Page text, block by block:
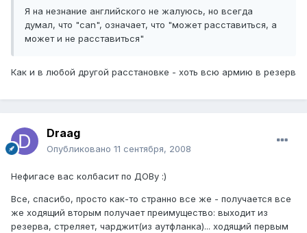
Я на незнание английского не жалуюсь, но всегда
думал, что "can", означает, что "может расставиться, а
может и не расставиться"
Как и в любой другой расстановке - хоть всю армию в резерв
Draag
Опубликовано 11 сентября, 2008
Нефигасе вас колбасит по ДОВу :)
Все, спасибо, просто как-то странно все же - получается все
же ходящий вторым получает преимущество: выходит из
резерва, стреляет, чарджит(из аутфланка)... ходящий первым